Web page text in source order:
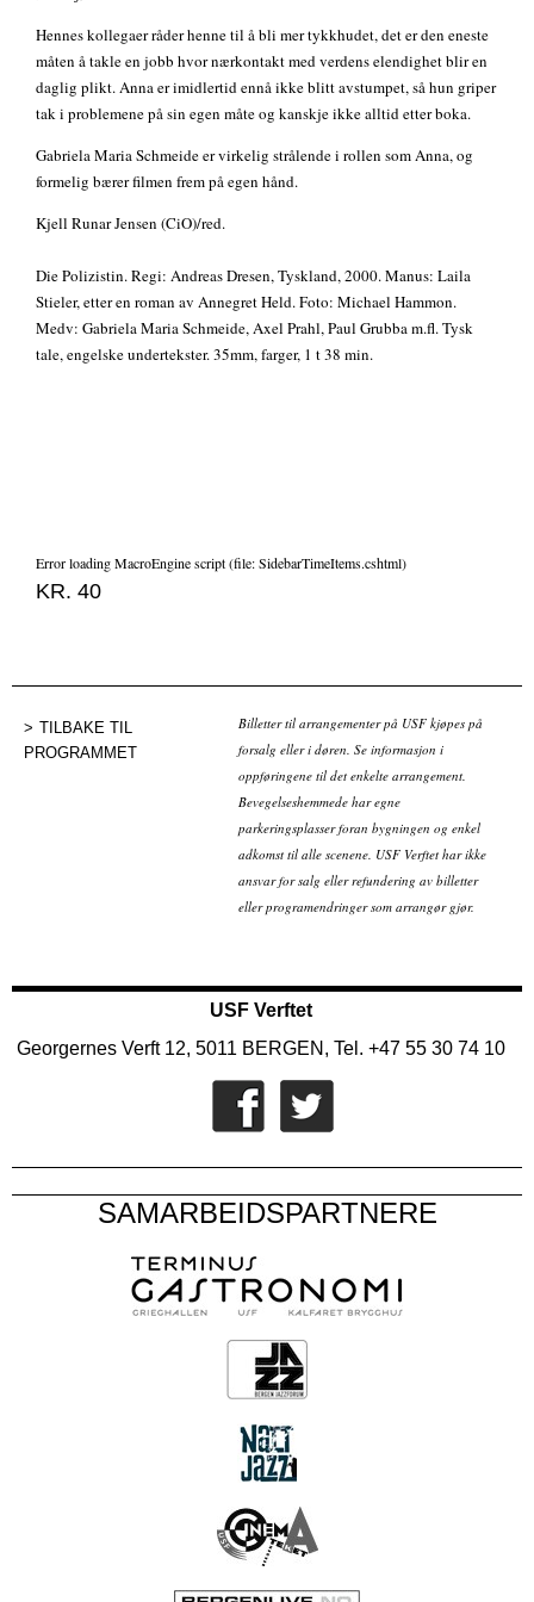
Hennes kollegaer råder henne til å bli mer tykkhudet, det er den eneste
måten å takle en jobb hvor nærkontakt med verdens elendighet blir en
daglig plikt. Anna er imidlertid ennå ikke blitt avstumpet, så hun griper
tak i problemene på sin egen måte og kanskje ikke alltid etter boka.
Gabriela Maria Schmeide er virkelig strålende i rollen som Anna, og
formelig bærer filmen frem på egen hånd.
Kjell Runar Jensen (CiO)/red.
Die Polizistin. Regi: Andreas Dresen, Tyskland, 2000. Manus: Laila
Stieler, etter en roman av Annegret Held. Foto: Michael Hammon.
Medv: Gabriela Maria Schmeide, Axel Prahl, Paul Grubba m.fl. Tysk
tale, engelske undertekster. 35mm, farger, 1 t 38 min.
Error loading MacroEngine script (file: SidebarTimeItems.cshtml)
KR. 40
TILBAKE TIL
PROGRAMMET
Billetter til arrangementer på USF kjøpes på
forsalg eller i døren. Se informasjon i
oppføringene til det enkelte arrangement.
Bevegelseshemmede har egne
parkeringsplasser foran bygningen og enkel
adkomst til alle scenene. USF Verftet har ikke
ansvar for salg eller refundering av billetter
eller programendringer som arrangør gjør.
USF Verftet
Georgernes Verft 12, 5011 BERGEN, Tel. +47 55 30 74 10
SAMARBEIDSPARTNERE